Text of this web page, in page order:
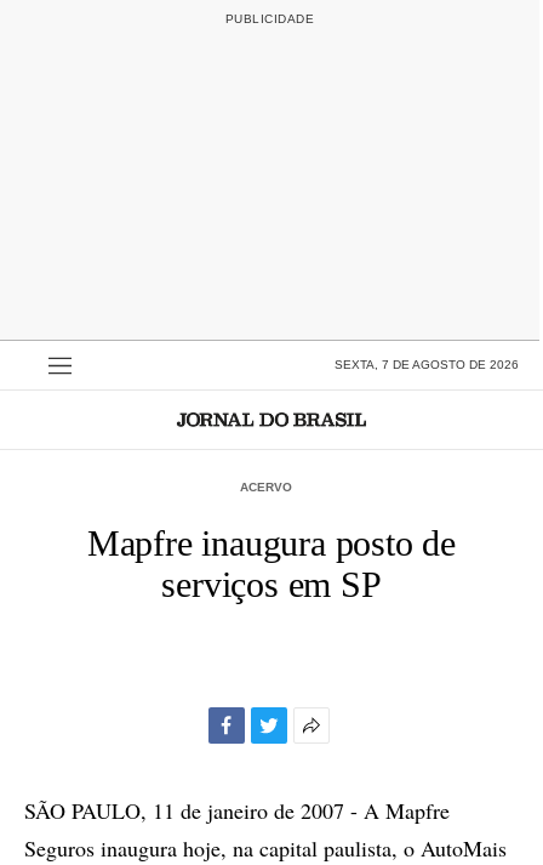
SEXTA, 7 DE AGOSTO DE 2026
ACERVO
Mapfre inaugura posto de
serviços em SP
compartilhamento
SÃO PAULO, 11 de janeiro de 2007 - A Mapfre
Seguros inaugura hoje, na capital paulista, o AutoMais